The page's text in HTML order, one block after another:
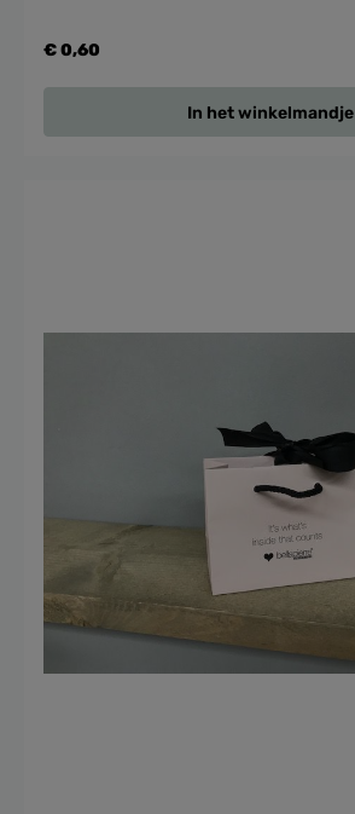
€ 0,60
In het winkelmandje